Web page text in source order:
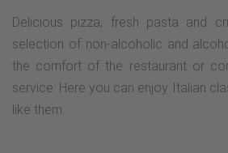
Delicious pizza, fresh pasta and
selection of non-alcoholic and
the comfort of the restaurant or
service: Here you can enjoy Italian
like them.